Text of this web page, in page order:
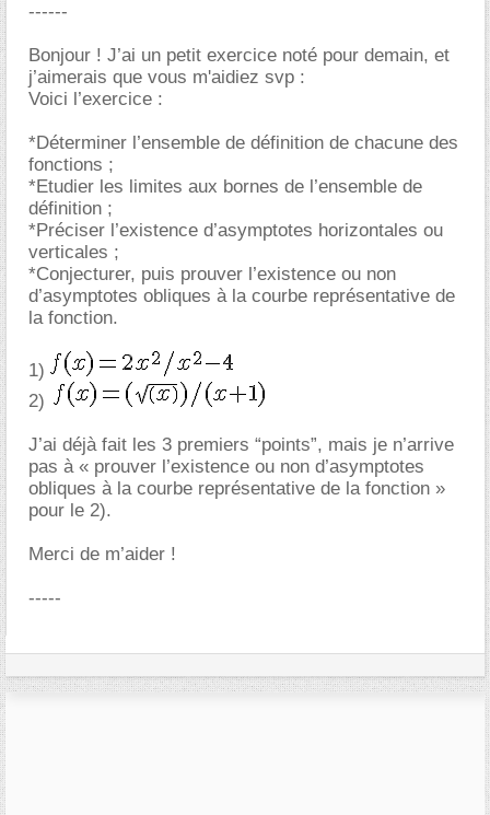
------
Bonjour ! J’ai un petit exercice noté pour demain, et
j’aimerais que vous m'aidiez svp :
Voici l’exercice :
*Déterminer l’ensemble de définition de chacune des
fonctions ;
*Etudier les limites aux bornes de l’ensemble de
définition ;
*Préciser l’existence d’asymptotes horizontales ou
verticales ;
*Conjecturer, puis prouver l’existence ou non
d’asymptotes obliques à la courbe représentative de
la fonction.
1)
2)
J’ai déjà fait les 3 premiers “points”, mais je n’arrive
pas à « prouver l’existence ou non d’asymptotes
obliques à la courbe représentative de la fonction »
pour le 2).
Merci de m’aider !
-----